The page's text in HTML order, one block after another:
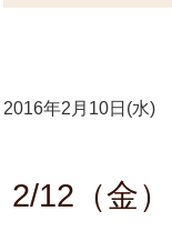
國府 朋江
2016年2月10日(水)
2/12（金